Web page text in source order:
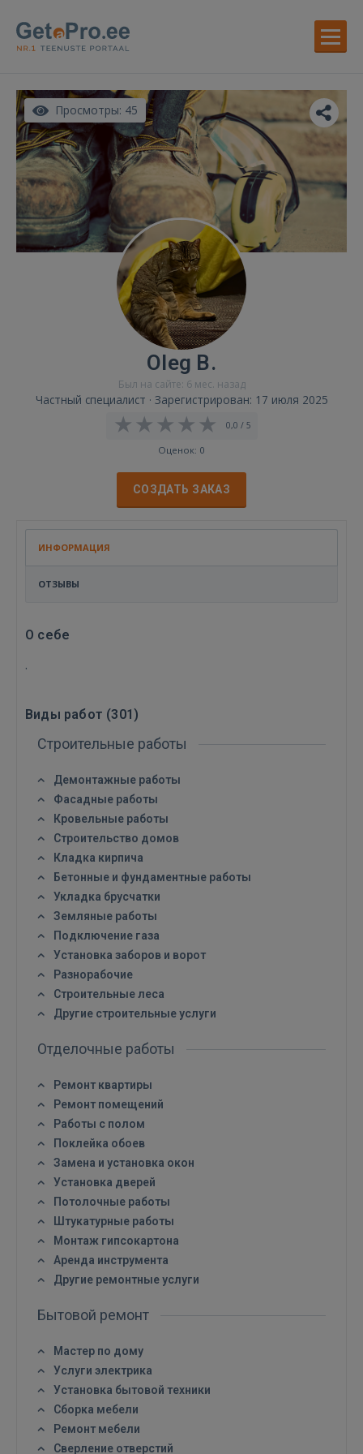
Просмотры: 45
Oleg B.
Был на сайте: 6 мес. назад
Частный специалист · Зарегистрирован: 17 июля 2025
0,0 / 5
Оценок: 0
СОЗДАТЬ ЗАКАЗ
ИНФОРМАЦИЯ
ОТЗЫВЫ
О себе
.
Виды работ (301)
Строительные работы
Демонтажные работы
Фасадные работы
Кровельные работы
Строительство домов
Кладка кирпича
Бетонные и фундаментные работы
Укладка брусчатки
Земляные работы
Подключение газа
Установка заборов и ворот
Разнорабочие
Строительные леса
Другие строительные услуги
Отделочные работы
Ремонт квартиры
Ремонт помещений
Работы с полом
Поклейка обоев
Замена и установка окон
Установка дверей
Потолочные работы
Штукатурные работы
Монтаж гипсокартона
Аренда инструмента
Другие ремонтные услуги
Бытовой ремонт
Мастер по дому
Услуги электрика
Установка бытовой техники
Сборка мебели
Ремонт мебели
Сверление отверстий